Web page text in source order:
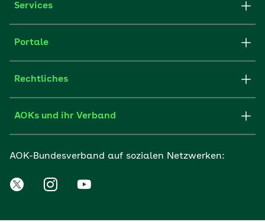
Services
Portale
Rechtliches
AOKs und ihr Verband
AOK-Bundesverband auf sozialen Netzwerken: